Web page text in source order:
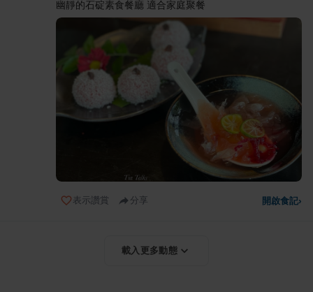
幽靜的石碇素食餐廳 適合家庭聚餐
表示讚賞 分享 開啟食記›
載入更多動態